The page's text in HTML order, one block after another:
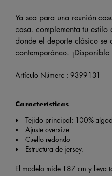
Ya sea para una reunión
casa, complementa tu
donde el deporte clásico se
contemporáneo.
Artículo Número : 9399131
Características
Tejido principal: 100%
Ajuste oversize
Cuello redondo
Estructura de jersey.
El modelo mide 187 cm y lleva